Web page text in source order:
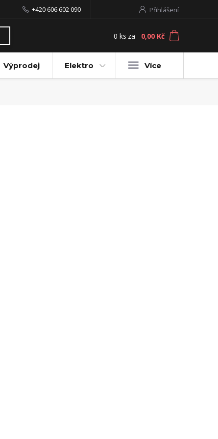
Přihlášení
+420 606 602 090
0 ks za 0,00 Kč
Výprodej Elektro Více